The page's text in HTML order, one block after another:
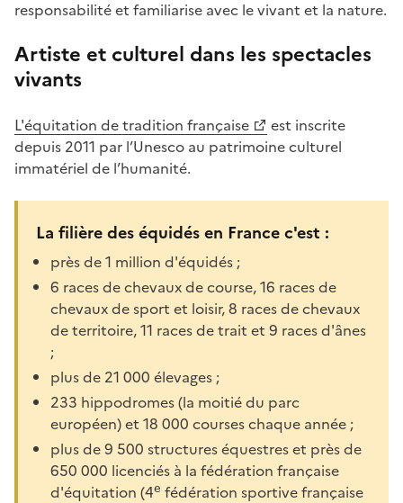
responsabilité et familiarise avec le vivant et la nature.
Artiste et culturel dans les spectacles
vivants
L'équitation de tradition française
est inscrite
depuis 2011 par l’Unesco au patrimoine culturel
immatériel de l’humanité.
La filière des équidés en France c'est :
près de 1 million d'équidés ;
6 races de chevaux de course, 16 races de
chevaux de sport et loisir, 8 races de chevaux
de territoire, 11 races de trait et 9 races d'ânes
;
plus de 21 000 élevages ;
233 hippodromes (la moitié du parc
européen) et 18 000 courses chaque année ;
plus de 9 500 structures équestres et près de
650 000 licenciés à la fédération française
d'équitation (4e fédération sportive française